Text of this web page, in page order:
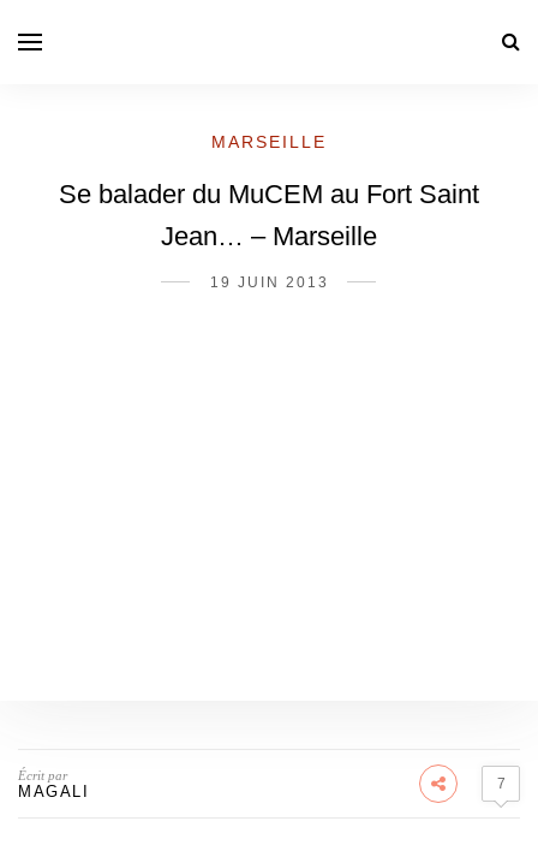
MARSEILLE
Se balader du MuCEM au Fort Saint
Jean… – Marseille
19 JUIN 2013
Écrit par
MAGALI 7